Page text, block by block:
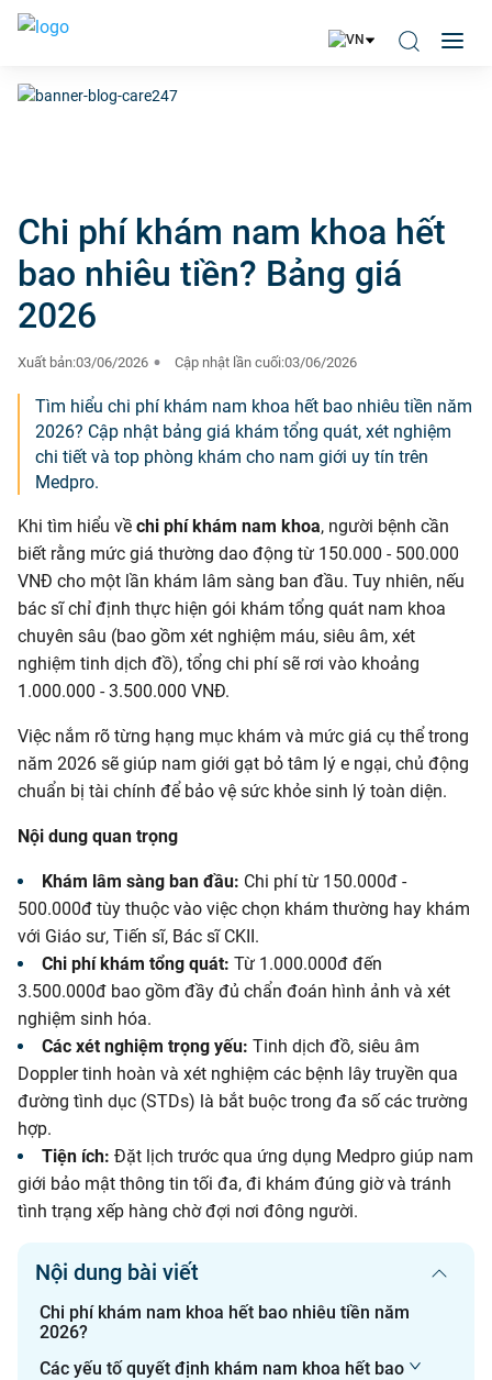
Chi phí khám nam khoa hết
bao nhiêu tiền? Bảng giá
2026
Xuất bản:03/06/2026 Cập nhật lần cuối:03/06/2026
Tìm hiểu chi phí khám nam khoa hết bao nhiêu tiền năm
2026? Cập nhật bảng giá khám tổng quát, xét nghiệm
chi tiết và top phòng khám cho nam giới uy tín trên
Medpro.
Khi tìm hiểu về chi phí khám nam khoa, người bệnh cần
biết rằng mức giá thường dao động từ 150.000 - 500.000
VNĐ cho một lần khám lâm sàng ban đầu. Tuy nhiên, nếu
bác sĩ chỉ định thực hiện gói khám tổng quát nam khoa
chuyên sâu (bao gồm xét nghiệm máu, siêu âm, xét
nghiệm tinh dịch đồ), tổng chi phí sẽ rơi vào khoảng
1.000.000 - 3.500.000 VNĐ.
Việc nắm rõ từng hạng mục khám và mức giá cụ thể trong
năm 2026 sẽ giúp nam giới gạt bỏ tâm lý e ngại, chủ động
chuẩn bị tài chính để bảo vệ sức khỏe sinh lý toàn diện.
Nội dung quan trọng
Khám lâm sàng ban đầu: Chi phí từ 150.000đ -
500.000đ tùy thuộc vào việc chọn khám thường hay khám
với Giáo sư, Tiến sĩ, Bác sĩ CKII.
Chi phí khám tổng quát: Từ 1.000.000đ đến
3.500.000đ bao gồm đầy đủ chẩn đoán hình ảnh và xét
nghiệm sinh hóa.
Các xét nghiệm trọng yếu: Tinh dịch đồ, siêu âm
Doppler tinh hoàn và xét nghiệm các bệnh lây truyền qua
đường tình dục (STDs) là bắt buộc trong đa số các trường
hợp.
Tiện ích: Đặt lịch trước qua ứng dụng Medpro giúp nam
giới bảo mật thông tin tối đa, đi khám đúng giờ và tránh
tình trạng xếp hàng chờ đợi nơi đông người.
Nội dung bài viết
Chi phí khám nam khoa hết bao nhiêu tiền năm
2026?
Các yếu tố quyết định khám nam khoa hết bao